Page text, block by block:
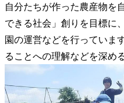
自分たちが作った農産物を
できる社会」創りを目標に
園の運営などを行っていま
ることへの理解などを深め